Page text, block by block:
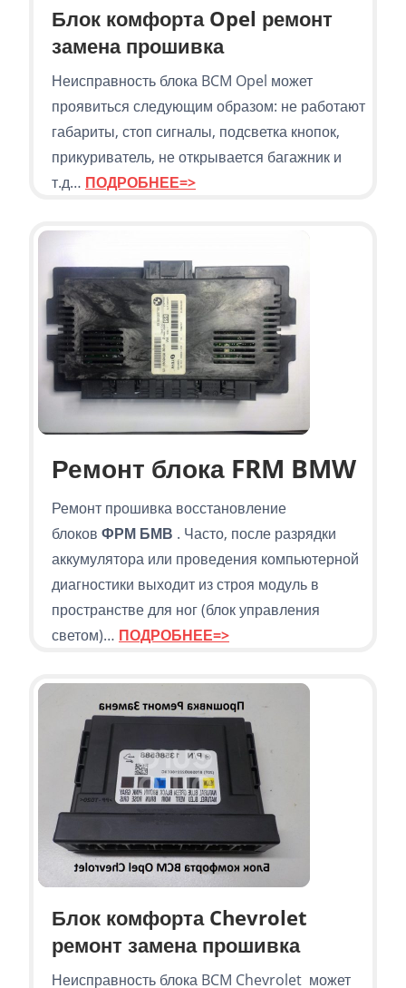
Блок комфорта Opel ремонт
замена прошивка
Неисправность блока BCM Opel может
проявиться следующим образом: не работают
габариты, стоп сигналы, подсветка кнопок,
прикуриватель, не открывается багажник и
т.д… ПОДРОБНЕЕ=>
Ремонт блока FRM BMW
Ремонт прошивка восстановление
блоков ФРМ БМВ . Часто, после разрядки
аккумулятора или проведения компьютерной
диагностики выходит из строя модуль в
пространстве для ног (блок управления
светом)… ПОДРОБНЕЕ=>
Блок комфорта Chevrolet
ремонт замена прошивка
Неисправность блока BCM Chevrolet может